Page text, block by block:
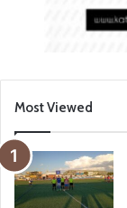
Most Viewed